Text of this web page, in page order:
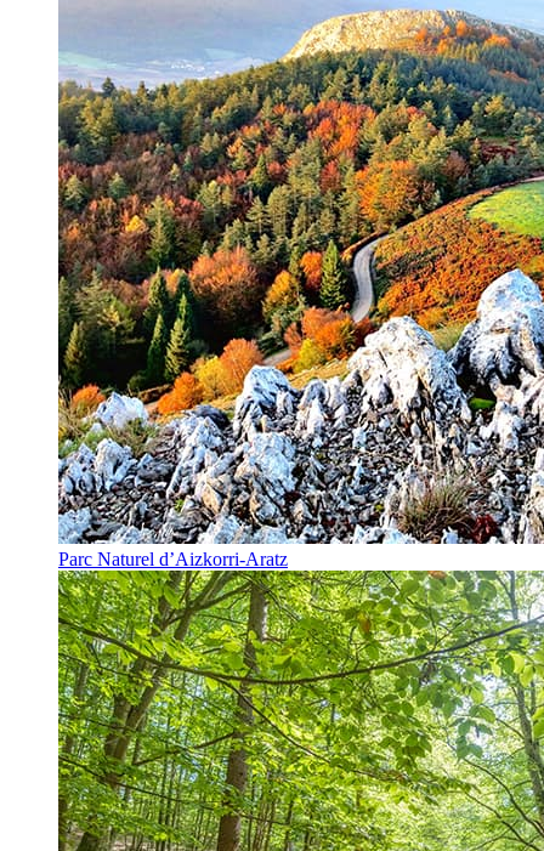
Parc Naturel d’Aizkorri-Aratz